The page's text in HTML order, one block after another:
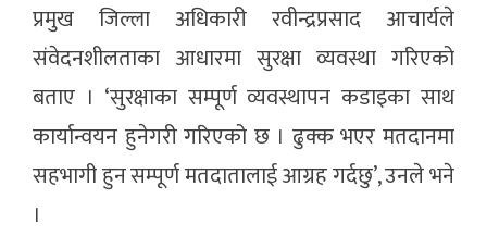
प्रमुख जिल्ला अधिकारी रवीन्द्रप्रसाद आचार्यले
संवेदनशीलताका आधारमा सुरक्षा व्यवस्था गरिएको
बताए । ‘सुरक्षाका सम्पूर्ण व्यवस्थापन कडाइका साथ
कार्यान्वयन हुनेगरी गरिएको छ । ढुक्क भएर मतदानमा
सहभागी हुन सम्पूर्ण मतदातालाई आग्रह गर्दछु’, उनले भने
।